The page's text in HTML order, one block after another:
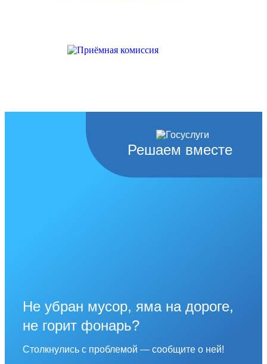
Решаем вместе
Не убран мусор, яма на дороге,
не горит фонарь?
Столкнулись с проблемой — сообщите о ней!